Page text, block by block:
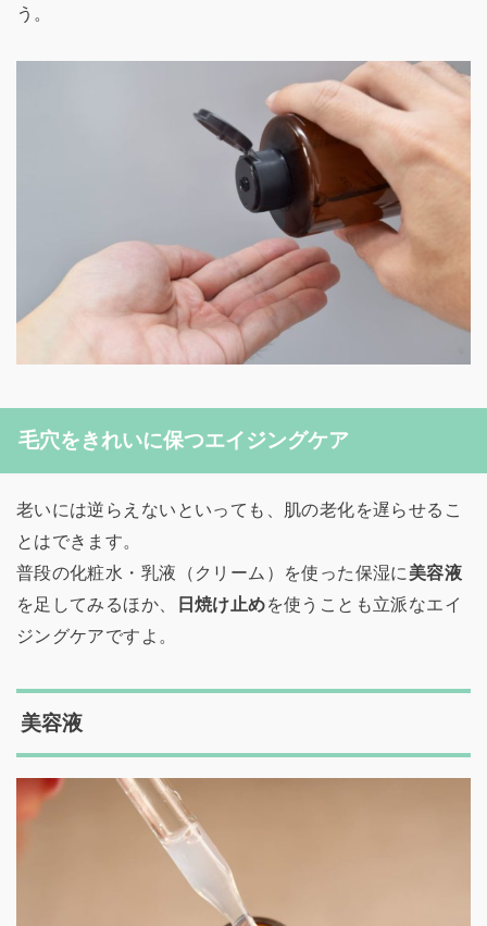
う。
毛穴をきれいに保つエイジングケア
老いには逆らえないといっても、肌の老化を遅らせるこ
とはできます。
普段の化粧水・乳液（クリーム）を使った保湿に 美容液
を足してみるほか、
日焼け止めを使うことも立派なエイ
ジングケアですよ。
美容液